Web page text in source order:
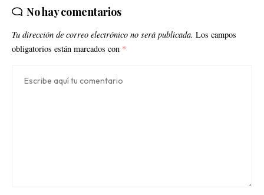
No hay comentarios
Tu dirección de correo electrónico no será publicada. Los campos
obligatorios están marcados con *